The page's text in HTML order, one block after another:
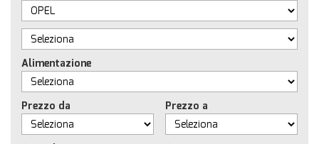
CONTATTI
Alimentazione
Prezzo da Prezzo a